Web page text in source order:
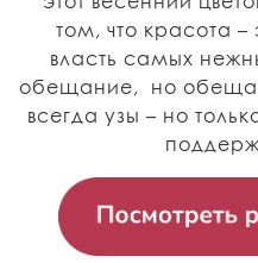
том, что красота –
власть самых
обещание, но
всегда узы – но